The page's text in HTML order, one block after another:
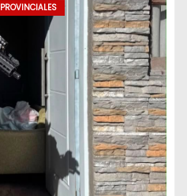
PROVINCIALES